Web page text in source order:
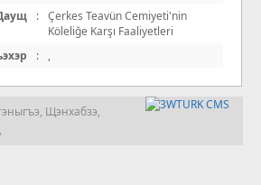
: Çerkes Teavün Cemiyeti'nin
Köleliğe Karşı Faaliyetleri
: ,
Щэнхабзэ,